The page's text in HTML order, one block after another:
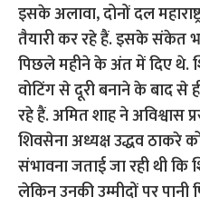
इसके अलावा, दोनों दल
तैयारी कर रहे हैं. इसके संकेत
पिछले महीने के अंत में दिए थे.
वोटिंग से दूरी बनाने के बाद से
रहे हैं. अमित शाह ने अविश्वास
शिवसेना अध्यक्ष उद्धव ठाकरे
संभावना जताई जा रही थी कि
लेकिन उनकी उम्मीदों पर पानी